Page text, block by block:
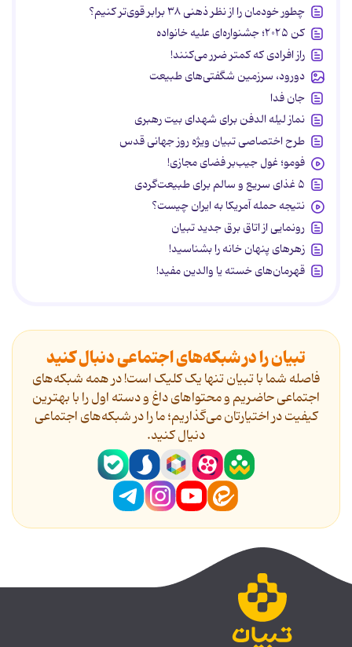
چطور خودمان را از نظر ذهنی ۳۸ برابر قوی‌تر کنیم؟
کن ۲۰۲۵؛ جشنواره‌ای علیه خانواده
راز افرادی که کمتر ضرر می‌کنند!
دورود، سرزمین شگفتی‌های طبیعت
جان فدا
نماز لیله الدفن برای شهدای بیت رهبری
طرح اختصاصی تبیان ویژه روز جهانی قدس
فومو؛ غول جیب‌بر فضای مجازی!
۵ غذای سریع و سالم برای طبیعت‌گردی
نتیجه حمله آمریکا به ایران چیست؟
رونمایی از اتاق برق جدید تبیان
زهرهای پنهان خانه را بشناسید!
قهرمان‌های خسته یا والدین مفید!
تبیان را در شبکه‌های اجتماعی دنبال کنید
فاصله شما با تبیان تنها یک کلیک است! در همه شبکه‌های
اجتماعی حاضریم و محتواهای داغ و دسته اول را با بهترین
کیفیت در اختیارتان می‌گذاریم؛ ما را در شبکه‌های اجتماعی
دنیال کنید.